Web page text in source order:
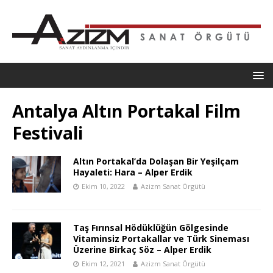
Antalya Altın Portakal Film
Festivali
Altın Portakal’da Dolaşan Bir Yeşilçam
Hayaleti: Hara – Alper Erdik
Ekim 10, 2022 Azizm Sanat Örgütü
Taş Fırınsal Hödüklüğün Gölgesinde
Vitaminsiz Portakallar ve Türk Sineması
Üzerine Birkaç Söz – Alper Erdik
Ekim 12, 2021 Azizm Sanat Örgütü